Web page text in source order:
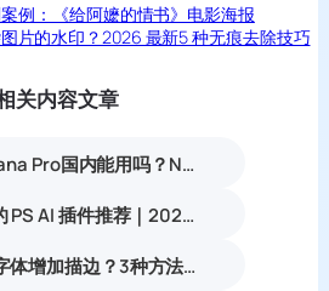
例：《给阿嬷的情书》电影海报
片的水印？2026 最新5 种无痕去除技巧
关内容文章
NanoBanana Pro国内能用吗？Nano banana使用教程
国内能用的 PS AI 插件推荐｜2026 4款AI插件最新实测
ps怎么给字体增加描边？3种方法详细教程